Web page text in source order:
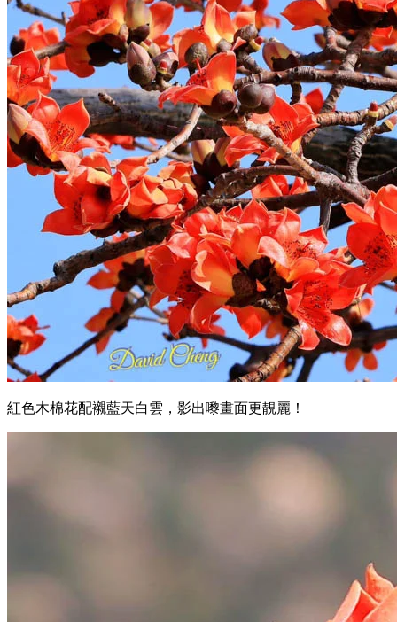
紅色木棉花配襯藍天白雲，影出嚟畫面更靚麗！